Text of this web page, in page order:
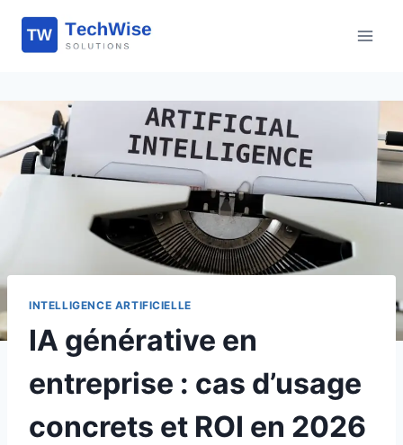
INTELLIGENCE ARTIFICIELLE
IA générative en
entreprise : cas d’usage
concrets et ROI en 2026